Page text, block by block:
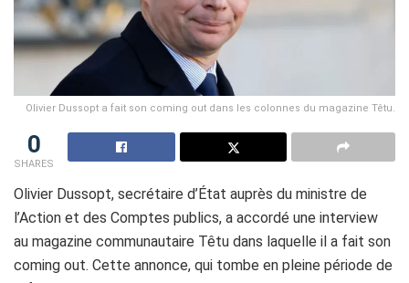
Olivier Dussopt a fait son coming out dans les colonnes du magazine Têtu.
0
SHARES
Olivier Dussopt, secrétaire d’État auprès du ministre de
l’Action et des Comptes publics, a accordé une interview
au magazine communautaire Têtu dans laquelle il a fait son
coming out. Cette annonce, qui tombe en pleine période de